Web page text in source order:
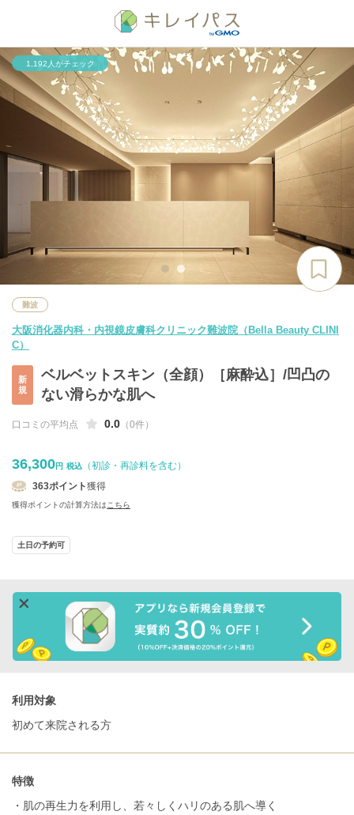
1,192人がチェック
難波
大阪消化器内科・内視鏡皮膚科クリニック難波院（Bella Beauty CLINI
C）
新
規
ベルベットスキン（全顔）［麻酔込］/凹凸の
ない滑らかな肌へ
口コミの平均点 0.0 （0件）
36,300円 税込
（初診・再診料を含む）
363ポイント獲得
獲得ポイントの計算方法は こちら
土日の予約可
利用対象
初めて来院される方
特徴
・肌の再生力を利用し、若々しくハリのある肌へ導く